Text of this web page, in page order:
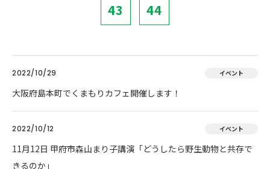
43 44
2022/10/29 イベント
大阪府島本町でくまもりカフェ開催します！
2022/10/12 イベント
11月12日 甲府市森山まり子講演「どうしたら野生動物と共存で
きるのか」